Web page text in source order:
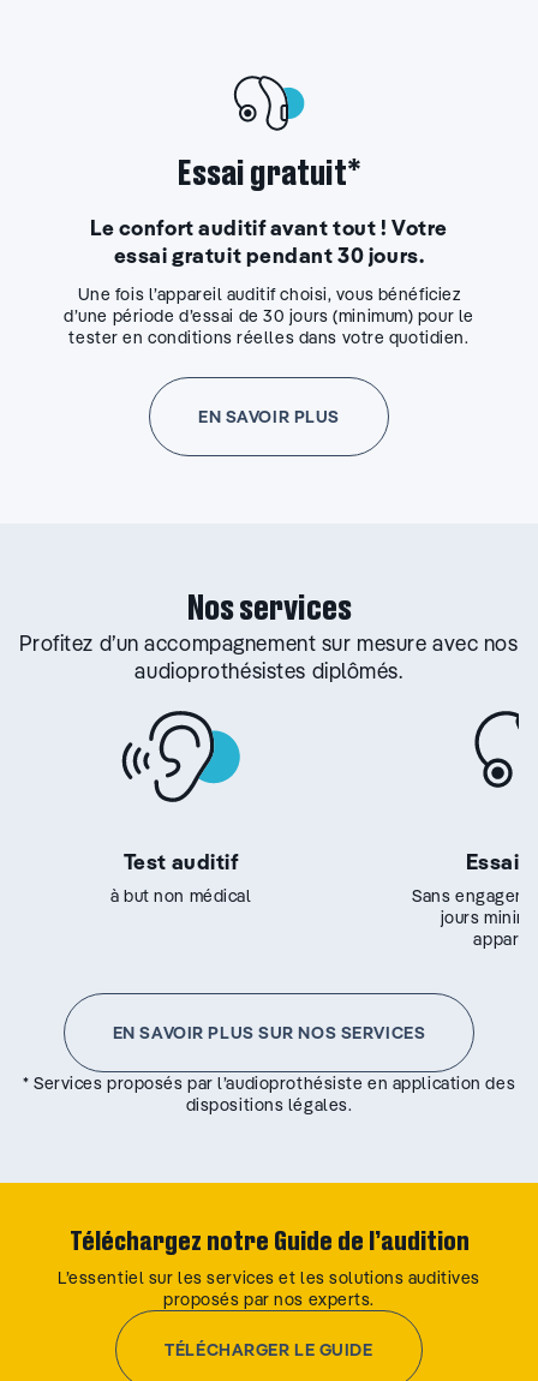
Essai gratuit*
Le confort auditif avant tout ! Votre
essai gratuit pendant 30 jours.
Une fois l’appareil auditif choisi, vous bénéficiez
d’une période d’essai de 30 jours (minimum) pour le
tester en conditions réelles dans votre quotidien.
EN SAVOIR PLUS
Nos services
Profitez d’un accompagnement sur mesure avec nos
audioprothésistes diplômés.
Test auditif
à but non médical
Essai
Sans
jours
EN SAVOIR PLUS SUR NOS SERVICES
* Services proposés par l’audioprothésiste en application des
dispositions légales.
Téléchargez notre Guide de l’audition
L’essentiel sur les services et les solutions auditives
proposés par nos experts.
TÉLÉCHARGER LE GUIDE